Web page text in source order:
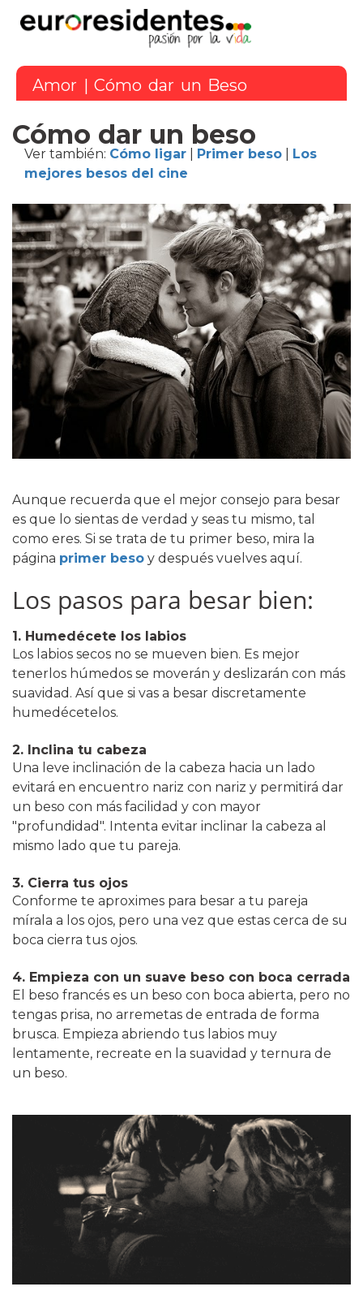
Amor | Cómo dar un Beso
Cómo dar un beso
Ver también: Cómo ligar Primer beso
Los
mejores besos del cine
Aunque recuerda que el mejor consejo para besar
es que lo sientas de verdad y seas tu mismo, tal
como eres. Si se trata de tu primer beso, mira la
página primer beso y después vuelves aquí.
Los pasos para besar bien:
1. Humedécete los labios
Los labios secos no se mueven bien. Es mejor
tenerlos húmedos se moverán y deslizarán con más
suavidad. Así que si vas a besar discretamente
humedécetelos.
2. Inclina tu cabeza
Una leve inclinación de la cabeza hacia un lado
evitará en encuentro nariz con nariz y permitirá dar
un beso con más facilidad y con mayor
"profundidad". Intenta evitar inclinar la cabeza al
mismo lado que tu pareja.
3. Cierra tus ojos
Conforme te aproximes para besar a tu pareja
mírala a los ojos, pero una vez que estas cerca de su
boca cierra tus ojos.
4. Empieza con un suave beso con boca cerrada
El beso francés es un beso con boca abierta, pero no
tengas prisa, no arremetas de entrada de forma
brusca. Empieza abriendo tus labios muy
lentamente, recreate en la suavidad y ternura de
un beso.